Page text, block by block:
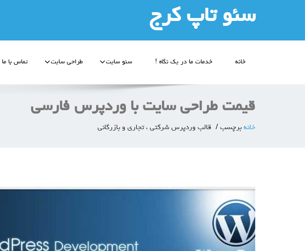
سئو تاپ کرج
خانه خدمات ما در یک نگاه ! سئو سایت طراحی سایت تماس با ما
قیمت طراحی سایت با وردپرس فارسی
خانه برچسب قالب وردپرس شرکتی ، تجاری و بازرگانی